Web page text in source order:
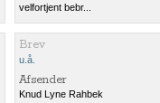
velfortjent bebr...
Brev
u.å.
Afsender
Knud Lyne Rahbek